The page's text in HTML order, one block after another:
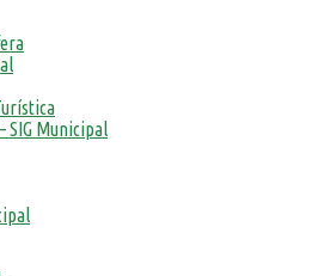
SIG Municipal